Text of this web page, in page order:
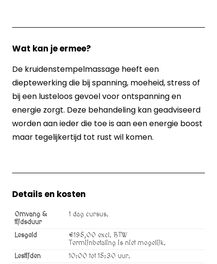
Wat kan je ermee?
De kruidenstempelmassage heeft een
dieptewerking die bij spanning, moeheid, stress of
bij een lusteloos gevoel voor ontspanning en
energie zorgt. Deze behandeling kan geadviseerd
worden aan ieder die toe is aan een energie boost
maar tegelijkertijd tot rust wil komen.
Details en kosten
Omvang &
tijdsduur
1 dag cursus.
Lesgeld
€195,00 excl. BTW
Termijnbetaling is niet mogelijk.
Lestijden
10:00 tot 15:30 uur.